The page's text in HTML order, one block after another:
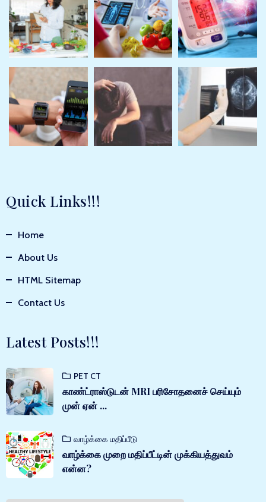
Quick Links!!!
Home
About Us
HTML Sitemap
Contact Us
Latest Posts!!!
PET CT
காண்ட்ராஸ்டுடன் MRI பரிசோதனைச் செய்யும்
முன் ஏன் ...
வாழ்க்கை மதிப்பீடு
வாழ்க்கை முறை மதிப்பீட்டின் முக்கியத்துவம்
என்ன?